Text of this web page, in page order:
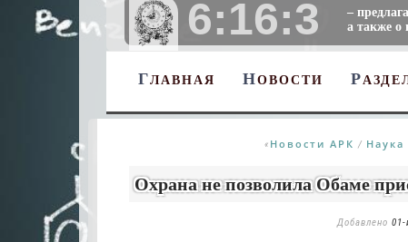
6:16:3
–
а также о
ГЛАВНАЯ НОВОСТИ Р
« Новости АРК /
Охрана не позволила Обаме
Добавлено